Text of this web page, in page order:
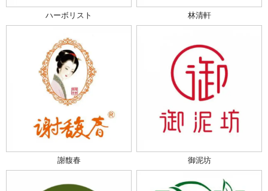
ハーボリスト 林清軒
謝馥春 御泥坊